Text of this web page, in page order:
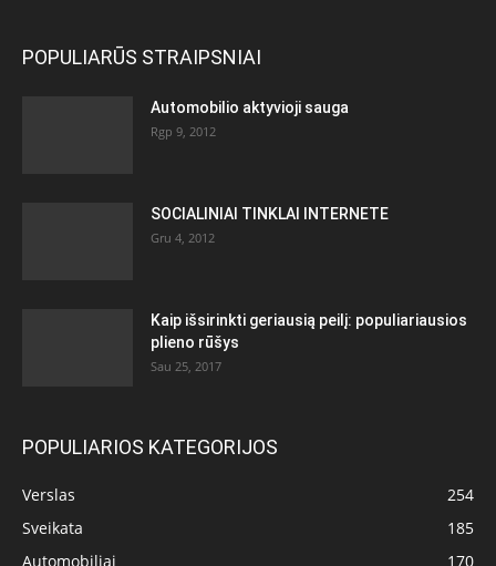
POPULIARŪS STRAIPSNIAI
Automobilio aktyvioji sauga
Rgp 9, 2012
SOCIALINIAI TINKLAI INTERNETE
Gru 4, 2012
Kaip išsirinkti geriausią peilį: populiariausios
plieno rūšys
Sau 25, 2017
POPULIARIOS KATEGORIJOS
Verslas
254
Sveikata
185
Automobiliai
170